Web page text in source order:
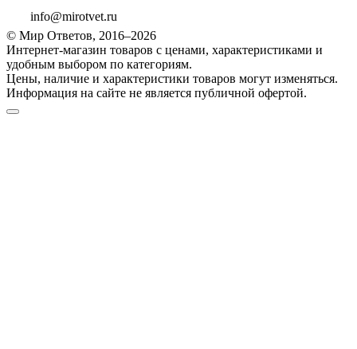
info@mirotvet.ru
© Мир Ответов, 2016–2026
Интернет-магазин товаров с ценами, характеристиками и
удобным выбором по категориям.
Цены, наличие и характеристики товаров могут изменяться.
Информация на сайте не является публичной офертой.